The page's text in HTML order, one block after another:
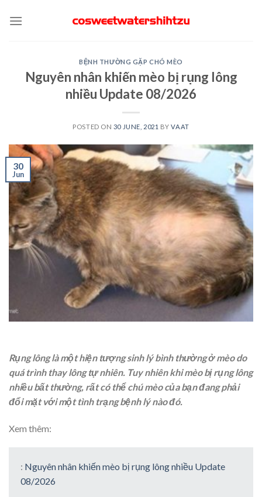
BỆNH THƯỜNG GẶP CHÓ MÈO
Nguyên nhân khiến mèo bị rụng lông
nhiều Update 08/2026
POSTED ON 30 JUNE, 2021 BYVAAT
30
Jun
Rụng lông là một hiện tượng sinh lý bình thường ở mèo do
quá trình thay lông tự nhiên. Tuy nhiên khi mèo bị rụng lông
nhiều bất thường, rất có thể chú mèo của bạn đang phải
đổi mặt với một tình trạng bệnh lý nào đó.
Xem thêm:
: Nguyên nhân khiến mèo bị rụng lông nhiều Update
08/2026